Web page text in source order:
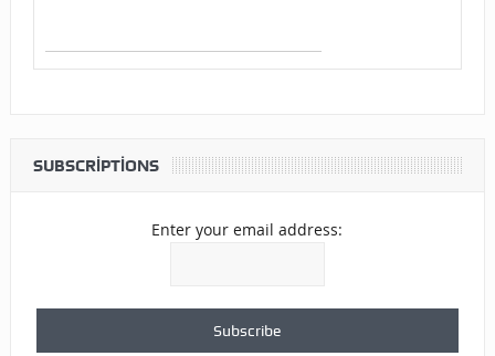
SUBSCRIPTIONS
Enter your email address: